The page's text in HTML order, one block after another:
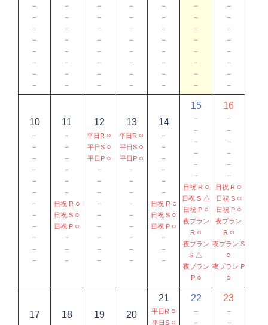
－
－
－
－
－
－
－
－
－
－
－
－
－
－
－
－
－
－
－
－
－
－
－
－
－
－
－
－
－
－
－
－
－
－
－
－
－
－
－
－
－
－
－
－
－
－
－
－
－
－
－
－
－
－
－
－
10
－
－
－
－
－
－
－
－
－
－
－
－
11
－
－
－
－
－
－
日祝 R ○
日祝 S ○
日祝 P ○
－
－
－
12
平日R ○
平日S ○
平日P ○
－
－
－
－
－
－
－
－
－
13
平日R ○
平日S ○
平日P ○
－
－
－
－
－
－
－
－
－
14
－
－
－
－
－
－
日祝 R ○
日祝 S ○
日祝 P ○
－
－
－
15
－
－
－
－
－
－
日祝 R ○
日祝 S △
日祝 P ○
夜プラン
R ○
夜プラン
S △
夜プラン
P ○
16
－
－
－
－
－
－
日祝 R ○
日祝 S ○
日祝 P ○
夜プラン
R ○
夜プラン S
○
夜プラン P
○
17 18 19 20
21
平日R ○
平日S ○
22
－
－
23
－
－